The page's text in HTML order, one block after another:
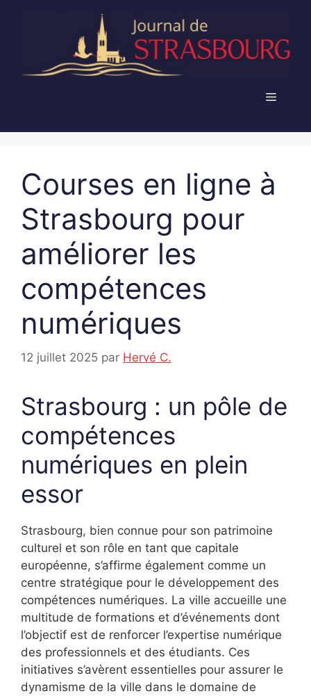
Menu
Courses en ligne à
Strasbourg pour
améliorer les
compétences
numériques
12 juillet 2025 par Hervé C.
Strasbourg : un pôle de
compétences
numériques en plein
essor
Strasbourg, bien connue pour son patrimoine
culturel et son rôle en tant que capitale
européenne, s’affirme également comme un
centre stratégique pour le développement des
compétences numériques. La ville accueille une
multitude de formations et d’événements dont
l’objectif est de renforcer l’expertise numérique
des professionnels et des étudiants. Ces
initiatives s’avèrent essentielles pour assurer le
dynamisme de la ville dans le domaine de